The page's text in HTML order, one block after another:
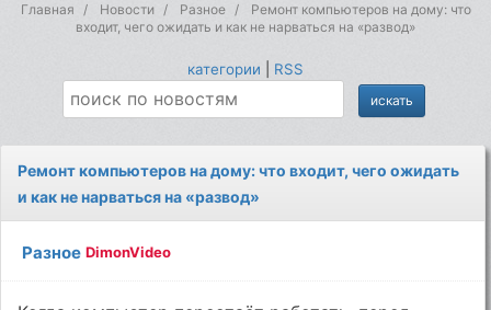
Главная Новости Разное
Ремонт компьютеров на дому: что
входит, чего ожидать и как не нарваться на «развод»
категории RSS
Ремонт компьютеров на дому: что входит, чего ожидать
и как не нарваться на «развод»
Разное DimonVideo